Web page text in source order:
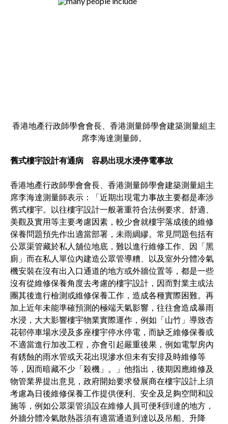
香港地產行政師學會會長、香港測量師學會建築測量組主
席李海達測量師。
舊式樓宇設計有通病 容易出現水浸停電事故
香港地產行政師學會會長、香港測量師學會建築測量組主
席李海達測量師表示：「近期出現電力事故主要都是牽涉
舊式樓宇。以往樓宇設計一般著重符合法例要求、舒適、
美觀及實用等主要考慮因素，較少會就樓宇落成後的維修
保養問題預先作出適當部署，未雨綢繆。常見問題包括有
公眾渠管藏於私人舖位地底，難以進行維修工作、因「黑
廁」而在私人單位內建造公眾管導糟、以及室外分體冷氣
機安裝在沒有出入口通道的地方或外牆位置等，都是一些
沒有從維修保養角度去考慮的樓宇設計，因而對業主或法
團其後進行檢測或維修保養工作，造成各種實際困難。再
加上近年未能準確預測的極端天氣影響，往往會造成暴雨
水浸，大大影響樓宇物業實際運作，例如「山竹」導致杏
花邨停車場水浸及多座樓宇停水停電，而缺乏維修保養或
不適當進行加改工程，亦會引起嚴重後果，例如電掣房內
有銹蝕的雨水管或天花出現滲水但未有安排及時維修等
等，因而暗藏不少「殺機」。」他指出，後期因應維修及
物管業界提出意見，政府開始要求發展商在樓宇設計上須
考慮為日後維修保養工作提供便利、安全及足夠空間和設
施等，例如公眾渠管須設在維修人員可便利到達的地方，
外牆分體冷氣散熱器須有適當通道到達以及吊船、升降